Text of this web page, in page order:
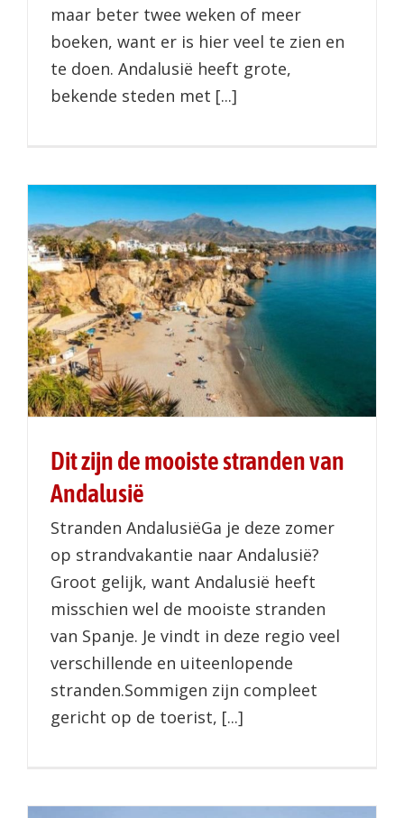
maar beter twee weken of meer
boeken, want er is hier veel te zien en
te doen. Andalusië heeft grote,
bekende steden met [...]
Dit zijn de mooiste stranden van
Andalusië
Stranden AndalusiëGa je deze zomer
op strandvakantie naar Andalusië?
Groot gelijk, want Andalusië heeft
misschien wel de mooiste stranden
van Spanje. Je vindt in deze regio veel
verschillende en uiteenlopende
stranden.Sommigen zijn compleet
gericht op de toerist, [...]